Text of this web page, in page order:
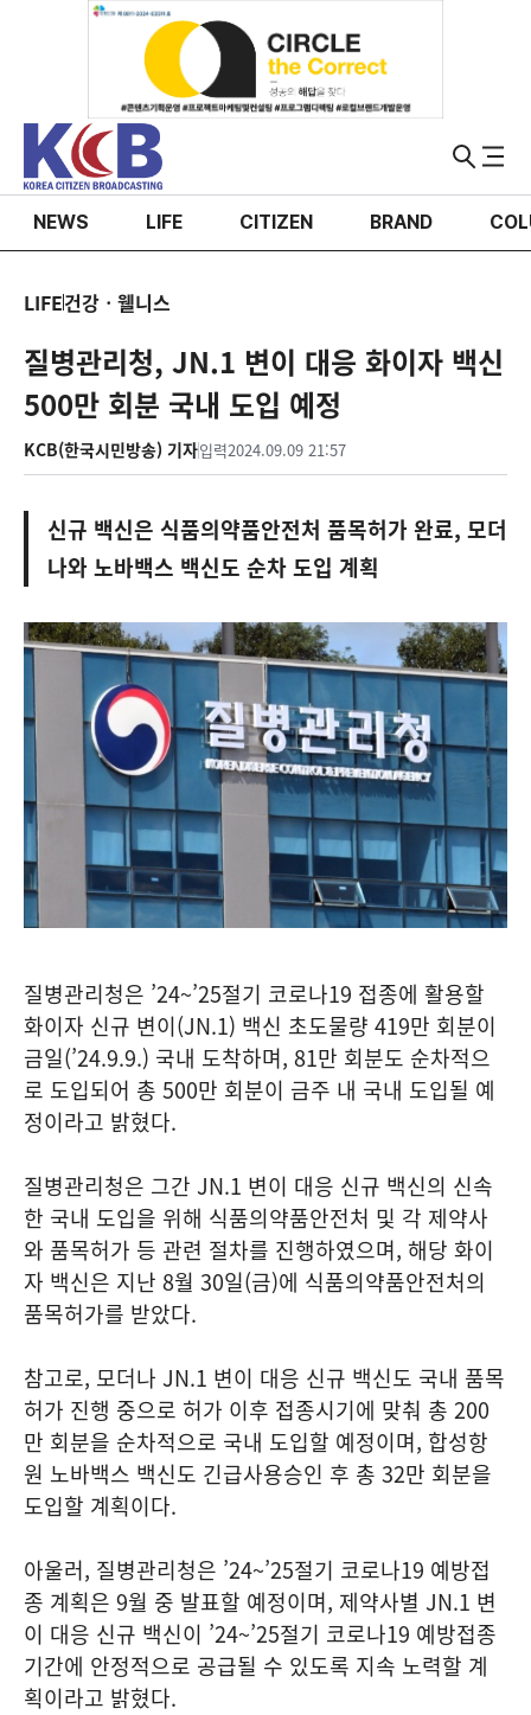
NEWS LIFE CITIZEN BRAND
LIFE건강ㆍ웰니스
질병관리청, JN.1 변이 대응 화이자 백신
500만 회분 국내 도입 예정
KCB(한국시민방송) 기자입력2024.09.09 21:57
신규 백신은 식품의약품안전처 품목허가 완료, 모더
나와 노바백스 백신도 순차 도입 계획
질병관리청은 ’24~’25절기 코로나19 접종에 활용할
화이자 신규 변이(JN.1) 백신 초도물량 419만 회분이
금일(’24.9.9.) 국내 도착하며, 81만 회분도 순차적으
로 도입되어 총 500만 회분이 금주 내 국내 도입될 예
정이라고 밝혔다.
질병관리청은 그간 JN.1 변이 대응 신규 백신의 신속
한 국내 도입을 위해 식품의약품안전처 및 각 제약사
와 품목허가 등 관련 절차를 진행하였으며, 해당 화이
자 백신은 지난 8월 30일(금)에 식품의약품안전처의
품목허가를 받았다.
참고로, 모더나 JN.1 변이 대응 신규 백신도 국내 품목
허가 진행 중으로 허가 이후 접종시기에 맞춰 총 200
만 회분을 순차적으로 국내 도입할 예정이며, 합성항
원 노바백스 백신도 긴급사용승인 후 총 32만 회분을
도입할 계획이다.
아울러, 질병관리청은 ’24~’25절기 코로나19 예방접
종 계획은 9월 중 발표할 예정이며, 제약사별 JN.1 변
이 대응 신규 백신이 ’24~’25절기 코로나19 예방접종
기간에 안정적으로 공급될 수 있도록 지속 노력할 계
획이라고 밝혔다.